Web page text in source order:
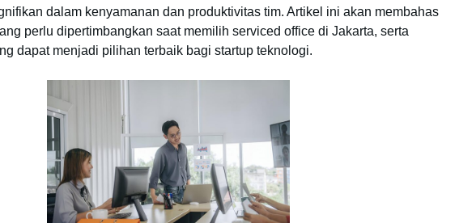
dalam kenyamanan dan produktivitas tim. Artikel ini akan membahas
perlu dipertimbangkan saat memilih serviced office di Jakarta, serta
dapat menjadi pilihan terbaik bagi startup teknologi.